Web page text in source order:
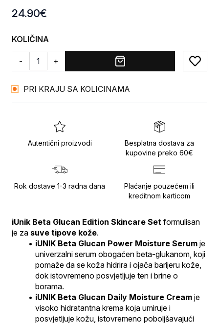
Product information
24.90€
KOLIČINA
- +
Add
PRI KRAJU SA KOLICINAMA
Autentični proizvodi
Besplatna dostava za
kupovine preko 60€
Rok dostave 1-3 radna dana
Plaćanje pouzećem ili
kreditnom karticom
iUnik Beta Glucan Edition Skincare Set formulisan
je za suve tipove kože.
iUNIK Beta Glucan Power Moisture Serum je
univerzalni serum obogaćen beta-glukanom, koji
pomaže da se koža hidrira i ojača barijeru kože,
dok istovremeno posvjetljuje ten i brine o
borama.
iUNIK Beta Glucan Daily Moisture Cream je
visoko hidratantna krema koja umiruje i
posvjetljuje kožu, istovremeno poboljšavajući